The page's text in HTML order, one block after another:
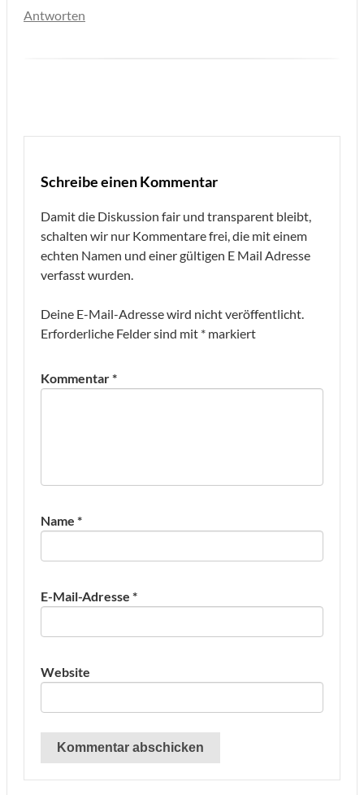
Antworten
Schreibe einen Kommentar
Damit die Diskussion fair und transparent bleibt,
schalten wir nur Kommentare frei, die mit einem
echten Namen und einer gültigen E Mail Adresse
verfasst wurden.
Deine E-Mail-Adresse wird nicht veröffentlicht.
Erforderliche Felder sind mit * markiert
Kommentar*
Name *
E-Mail-Adresse *
Website